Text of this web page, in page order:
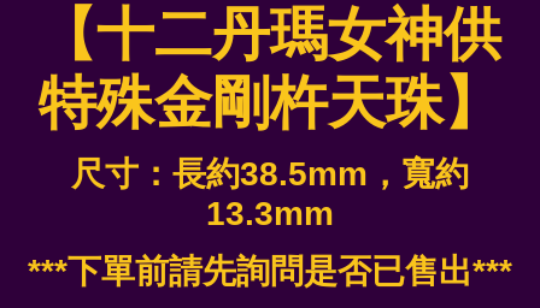
【十二丹瑪女神供
特殊金剛杵天珠】
尺寸：長約38.5mm，寬約
13.3mm
***下單前請先詢問是否已售出***